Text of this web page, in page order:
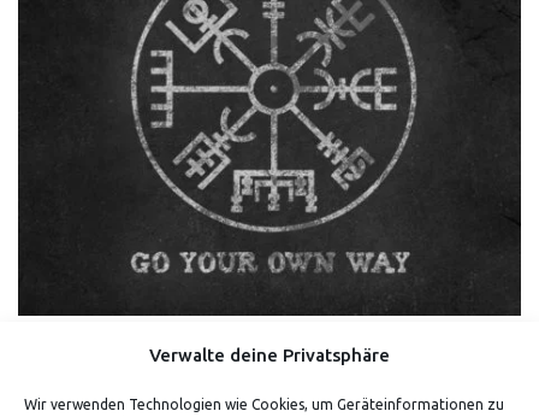
Verwalte deine Privatsphäre
Wir verwenden Technologien wie Cookies, um Geräteinformationen zu
VEGVISIR – SHIRT